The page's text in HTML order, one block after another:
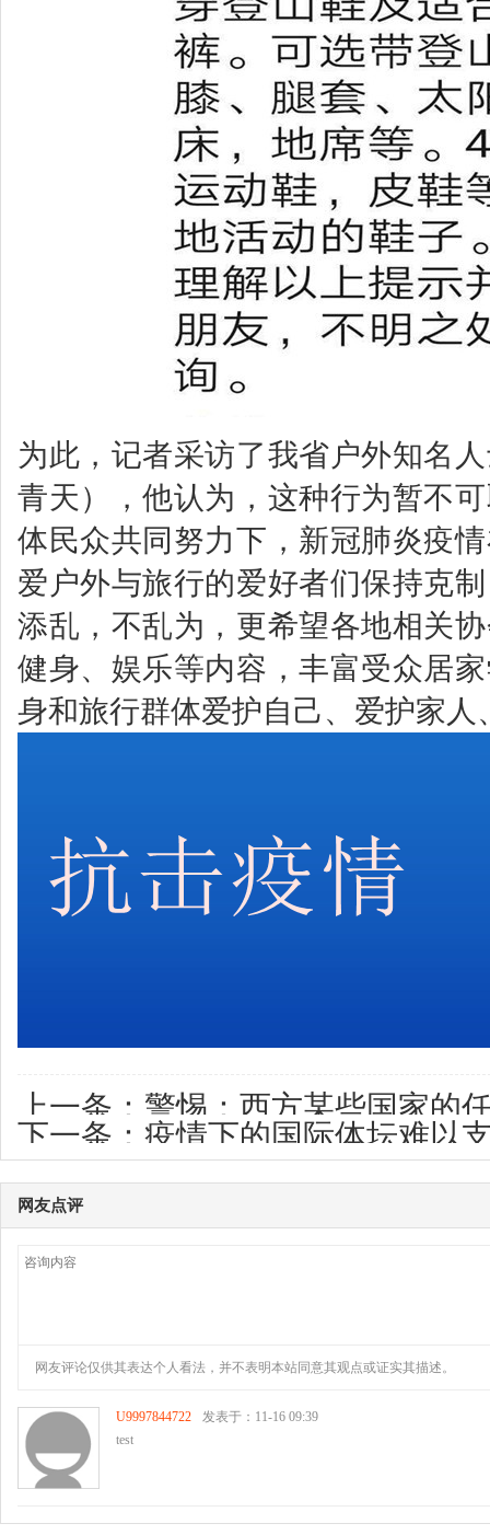
为此，记者采访了我省户外知名
青天），他认为，这种行为暂不
体民众共同努力下，新冠肺炎疫
爱户外与旅行的爱好者们保持克
添乱，不乱为，更希望各地相关
健身、娱乐等内容，丰富受众居
身和旅行群体爱护自己、爱护家人
上一条： 警惕：西方某些国家的
集型传播渠道
下一条： 疫情下的国际体坛难以